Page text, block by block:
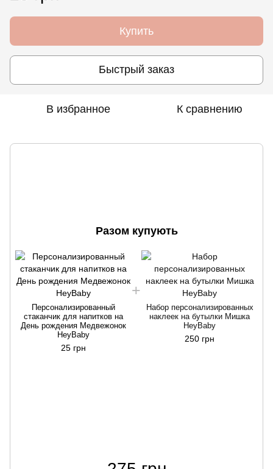
Купить
Быстрый заказ
В избранное К сравнению
Разом купують
Персонализированный
стаканчик для напитков на
День рождения Медвежонок
HeyBaby
25 грн
Набор персонализированных
наклеек на бутылки Мишка
HeyBaby
250 грн